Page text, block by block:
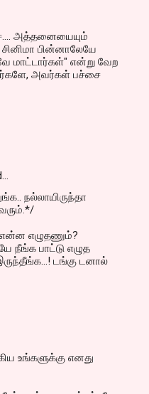
அத்தனையையும்
சினிமா பின்னாலேயே
மாட்டார்கள்" என்று வேற
அவர்கள் பச்சை
நல்லாயிருந்தா
என்ன எழுதணும்?
நீங்க பாட்டு எழுத
டங்கு டனால்
உங்களுக்கு எனது